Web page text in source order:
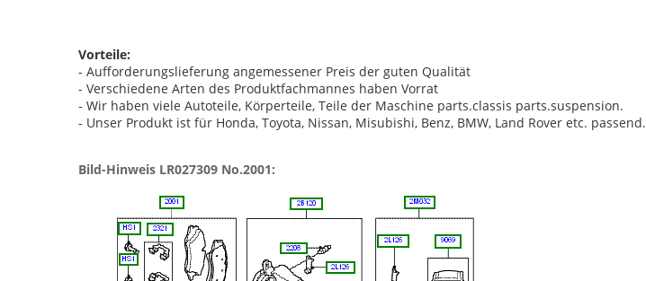
Vorteile:
- Aufforderungslieferung angemessener Preis der guten Qualität
- Verschiedene Arten des Produktfachmannes haben Vorrat
- Wir haben viele Autoteile, Körperteile, Teile der Maschine parts.classis parts.suspension.
- Unser Produkt ist für Honda, Toyota, Nissan, Misubishi, Benz, BMW, Land Rover etc. passend.
Bild-Hinweis LR027309 No.2001: